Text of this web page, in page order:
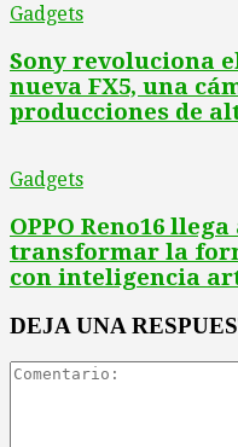
Gadgets
Sony revoluciona
nueva FX5, una
producciones de
Gadgets
OPPO Reno16
transformar la
con inteligencia
DEJA UNA